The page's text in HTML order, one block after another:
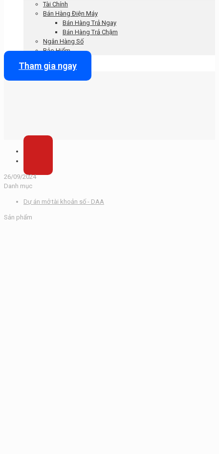
Tài Chính
Bán Hàng Điện Máy
Bán Hàng Trả Ngay
Bán Hàng Trả Chậm
Ngân Hàng Số
Bảo Hiểm
Tham gia ngay
26/09/2024
Danh mục
Dự án mở tài khoản số - DAA
Sản phẩm